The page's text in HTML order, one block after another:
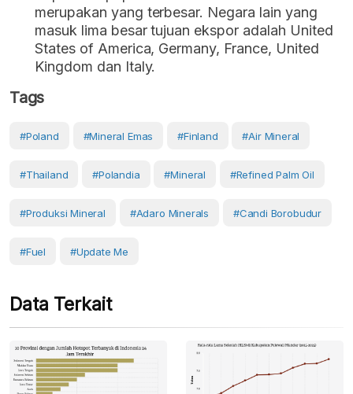
merupakan yang terbesar. Negara lain yang
masuk lima besar tujuan ekspor adalah United
States of America, Germany, France, United
Kingdom dan Italy.
Tags
#Poland #mineral Emas #Finland #air Mineral
#Thailand #Polandia #Mineral #refined Palm Oil
#produksi Mineral #adaro Minerals #candi Borobudur
#Fuel #Update Me
Data Terkait